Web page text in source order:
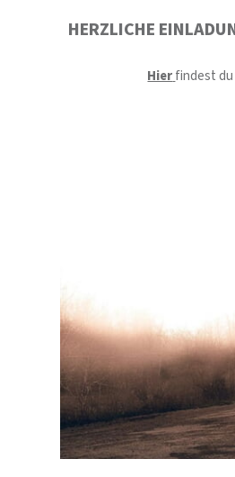
HERZLICHE
Hierfindest